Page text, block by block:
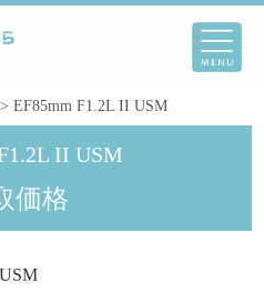
>EF85mm F1.2L II USM
II USM
価格